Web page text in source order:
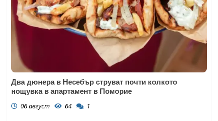
Два дюнера в Несебър струват почти колкото
нощувка в апартамент в Поморие
06 август 64 1